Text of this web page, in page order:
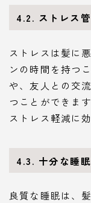
4.2. ストレス
ストレスは髪に
ンの時間を持つ
や、友人との交
つことができま
ストレス軽減に
4.3. 十分な睡眠
良質な睡眠は、